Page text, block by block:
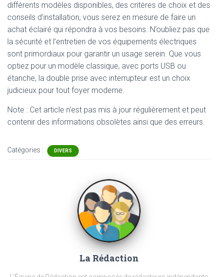
différents modèles disponibles, des critères de choix et des
conseils d’installation, vous serez en mesure de faire un
achat éclairé qui répondra à vos besoins. N’oubliez pas que
la sécurité et l’entretien de vos équipements électriques
sont primordiaux pour garantir un usage serein. Que vous
optiez pour un modèle classique, avec ports USB ou
étanche, la double prise avec interrupteur est un choix
judicieux pour tout foyer moderne.
Note : Cet article n'est pas mis à jour régulièrement et peut
contenir des informations obsolètes ainsi que des erreurs.
Catégories : DIVERS
La Rédaction